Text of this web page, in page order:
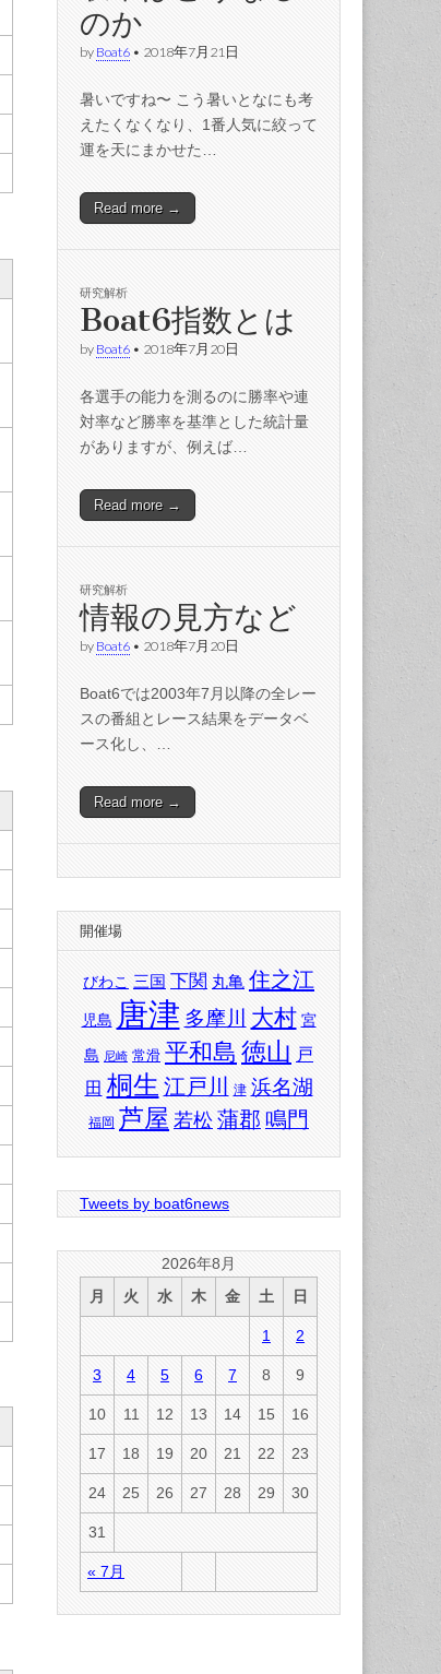
のか
by Boat6 • 2018年7月21日
暑いですね〜 こう暑いとなにも考
えたくなくなり、1番人気に絞って
運を天にまかせた…
Read more →
研究解析
Boat6指数とは
by Boat6 • 2018年7月20日
各選手の能力を測るのに勝率や連
対率など勝率を基準とした統計量
がありますが、例えば…
Read more →
研究解析
情報の見方など
by Boat6 • 2018年7月20日
Boat6では2003年7月以降の全レー
スの番組とレース結果をデータベ
ース化し、…
Read more →
開催場
びわこ 三国 下関 丸亀 住之江
児島 唐津 多摩川 大村 宮
島 尼崎 常滑 平和島 徳山 戸
田 桐生 江戸川 津 浜名湖
福岡 芦屋 若松 蒲郡 鳴門
Tweets by boat6news
2026年8月
月
火 水 木 金 土 日
« 7月
1 2
3 4 5 6 7 8 9
10 11 12 13 14 15 16
17 18 19 20 21 22 23
24 25 26 27 28 29 30
31